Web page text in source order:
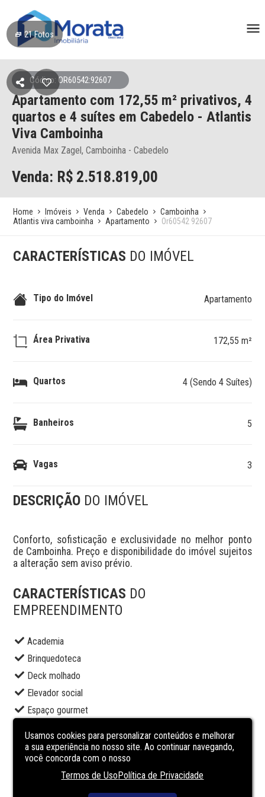
21Fotos
Código: OR60542:92607
Apartamento com 172,55 m² privativos, 4
quartos e 4 suítes em Cabedelo - Atlantis
Viva Camboinha
Avenida Max Zagel, Camboinha - Cabedelo
Venda: R$ 2.518.819,00
Home Imóveis Venda Cabedelo
Camboinha
Atlantis viva camboinha
Apartamento Or60542 92607
CARACTERÍSTICAS DO IMÓVEL
Tipo do Imóvel Apartamento
Área Privativa 172,55 m²
Quartos 4 (Sendo 4 Suítes)
Banheiros 5
Vagas 3
DESCRIÇÃO DO IMÓVEL
Conforto, sofisticação e exclusividade no melhor ponto
de Camboinha. Preço e disponibilidade do imóvel sujeitos
a alteração sem aviso prévio.
CARACTERÍSTICAS DO
EMPREENDIMENTO
Academia
Brinquedoteca
Deck molhado
Elevador social
Espaço gourmet
Portaria
Sala de jogos
Salão de festas
Usamos cookies para personalizar conteúdos e melhorar
a sua experiência no nosso site. Ao continuar navegando,
você concorda com o nosso
Termos de UsoPolítica de Privacidade